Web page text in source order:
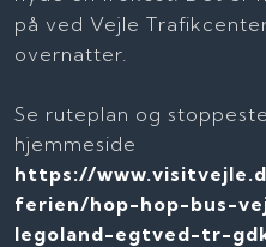
på ved Vejle
overnatter.
Se ruteplan og
hjemmeside
https://
ferien/hop-hop-bus-
legoland-egtved-tr-